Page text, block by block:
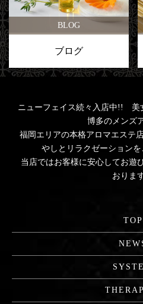
BLOG
ブログ
ニューフェイス続々入店中!! 美
博多のメンズ
福岡エリアの本格アロマエステ
やしとリラクゼーションを
当店ではお客様に安心してお遊
おりま
TOP